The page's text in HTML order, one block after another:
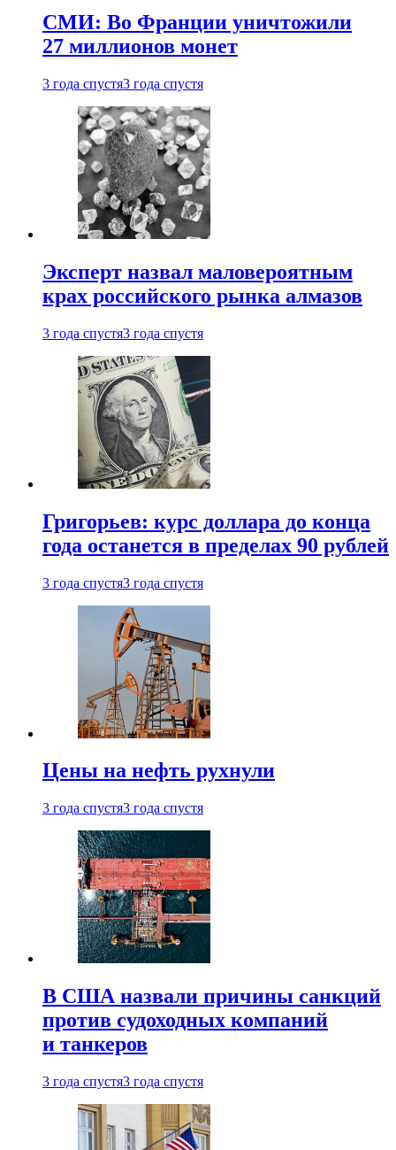
СМИ: Во Франции уничтожили
27 миллионов монет
3 года спустя3 года спустя
Эксперт назвал маловероятным
крах российского рынка алмазов
3 года спустя3 года спустя
Григорьев: курс доллара до конца
года останется в пределах 90 рублей
3 года спустя3 года спустя
Цены на нефть рухнули
3 года спустя3 года спустя
В США назвали причины санкций
против судоходных компаний
и танкеров
3 года спустя3 года спустя